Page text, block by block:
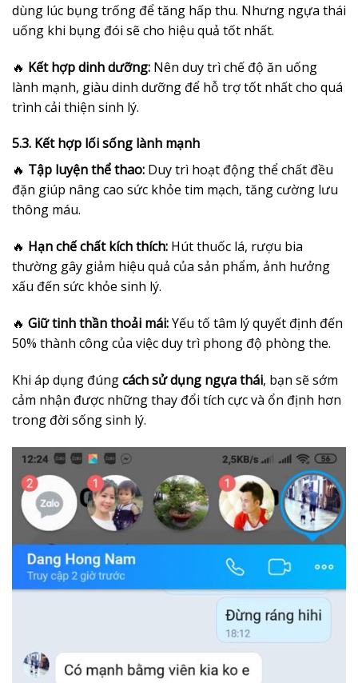
dùng lúc bụng trống để tăng hấp thu. Nhưng ngựa thái
uống khi bụng đói sẽ cho hiệu quả tốt nhất.
🔥 Kết hợp dinh dưỡng: Nên duy trì chế độ ăn uống
lành mạnh, giàu dinh dưỡng để hỗ trợ tốt nhất cho quá
trình cải thiện sinh lý.
5.3. Kết hợp lối sống lành mạnh
🔥 Tập luyện thể thao: Duy trì hoạt động thể chất đều
đặn giúp nâng cao sức khỏe tim mạch, tăng cường lưu
thông máu.
🔥 Hạn chế chất kích thích: Hút thuốc lá, rượu bia
thường gây giảm hiệu quả của sản phẩm, ảnh hưởng
xấu đến sức khỏe sinh lý.
🔥 Giữ tinh thần thoải mái:Yếu tố tâm lý quyết định đến
50% thành công của việc duy trì phong độ phòng the.
Khi áp dụng đúngcách sử dụng ngựa thái, bạn sẽ sớm
cảm nhận được những thay đổi tích cực và ổn định hơn
trong đời sống sinh lý.